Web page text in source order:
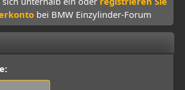
bei BMW Einzylinder-Forum